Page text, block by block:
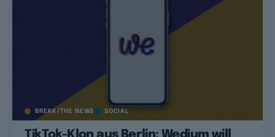
BREAK/THE NEWS SOCIAL